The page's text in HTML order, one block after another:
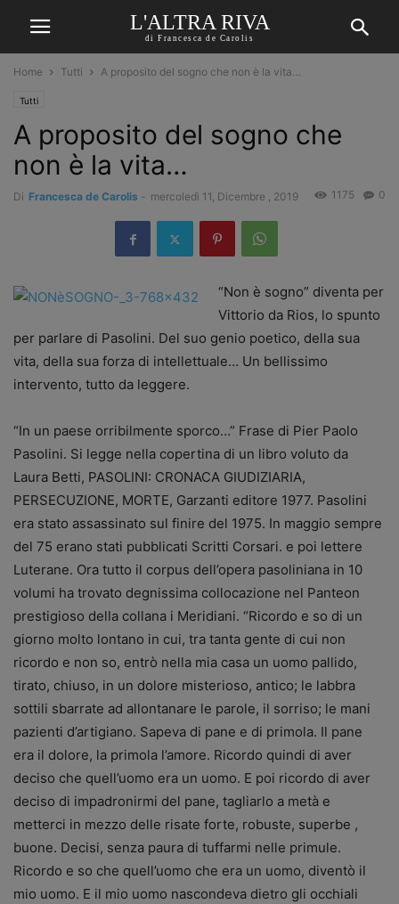
L'ALTRA RIVA
di Francesca de Carolis
Home Tutti A proposito del sogno che non è la vita…
Tutti
A proposito del sogno che
non è la vita…
Di Francesca de Carolis - mercoledì 11, Dicembre , 2019 0
1175
“Non è sogno” diventa per
Vittorio da Rios, lo spunto
per parlare di Pasolini. Del suo genio poetico, della sua
vita, della sua forza di intellettuale… Un bellissimo
intervento, tutto da leggere.
“In un paese orribilmente sporco…” Frase di Pier Paolo
Pasolini. Si legge nella copertina di un libro voluto da
Laura Betti, PASOLINI: CRONACA GIUDIZIARIA,
PERSECUZIONE, MORTE, Garzanti editore 1977. Pasolini
era stato assassinato sul finire del 1975. In maggio sempre
del 75 erano stati pubblicati Scritti Corsari. e poi lettere
Luterane. Ora tutto il corpus dell’opera pasoliniana in 10
volumi ha trovato degnissima collocazione nel Panteon
prestigioso della collana i Meridiani. “Ricordo e so di un
giorno molto lontano in cui, tra tanta gente di cui non
ricordo e non so, entrò nella mia casa un uomo pallido,
tirato, chiuso, in un dolore misterioso, antico; le labbra
sottili sbarrate ad allontanare le parole, il sorriso; le mani
pazienti d’artigiano. Sapeva di pane e di primola. Il pane
era il dolore, la primola l’amore. Ricordo quindi di aver
deciso che quell’uomo era un uomo. E poi ricordo di aver
deciso di impadronirmi del pane, tagliarlo a metà e
metterci in mezzo delle risate forte, robuste, superbe ,
buone. Decisi, senza paura di tuffarmi nelle primule.
Ricordo e so che quell’uomo che era un uomo, diventò il
mio uomo. E il mio uomo nascondeva dietro gli occhiali